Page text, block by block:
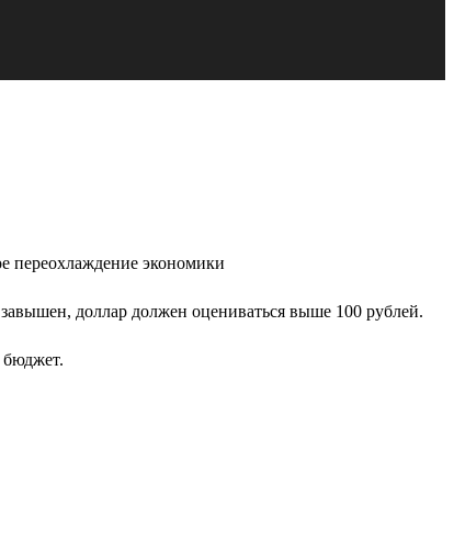
переохлаждение экономики
доллар должен оцениваться выше 100 рублей.